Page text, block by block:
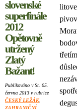
slovenské
superfinále
2012
Opětovně
utržený
Zlatý
Bažant!
Publikováno v St. 05.
června 2013 v rubrice
ČESKÝ LEŽÁK
ZAHRANIČNÍ